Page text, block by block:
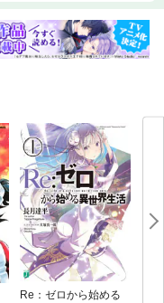
Re：ゼロから始める